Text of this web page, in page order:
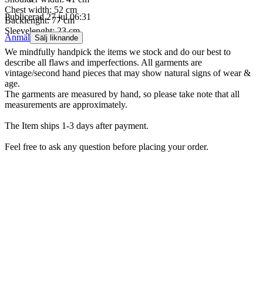
Chest width: 52 cm
Backlenght: 77 cm
Sleevelenght: 23 cm
We mindfully handpick the items we stock and do our best to
describe all flaws and imperfections. All garments are
vintage/second hand pieces that may show natural signs of wear &
age.
The garments are measured by hand, so please take note that all
measurements are approximately.
The Item ships 1-3 days after payment.
Feel free to ask any question before placing your order.
Publicerad 27 jul 06:31
Anmäl Sälj liknande